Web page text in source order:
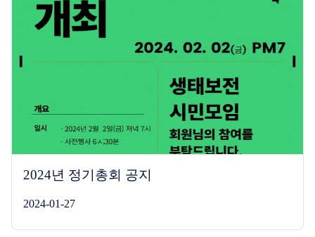
2024년 정기총회 공지
2024-01-27